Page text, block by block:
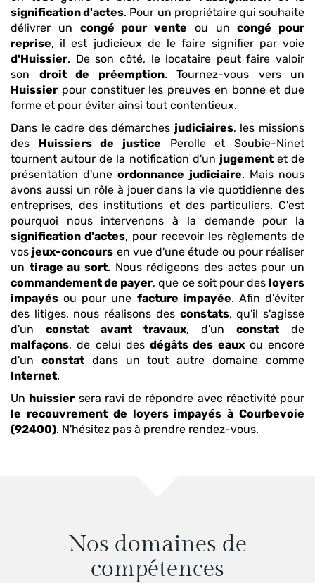
signification d'actes. Pour un propriétaire qui souhaite
délivrer un congé pour vente ou uncongé pour
reprise, il est judicieux de le faire signifier par voie
d'Huissier. De son côté, le locataire peut faire valoir
son droit de préemption. Tournez-vous vers un
Huissier pour constituer les preuves en bonne et due
forme et pour éviter ainsi tout contentieux.
Dans le cadre des démarches judiciaires, les missions
des Huissiers de justice Perolle et Soubie-Ninet
tournent autour de la notification d'un jugementet de
présentation d'une ordonnance judiciaire. Mais nous
avons aussi un rôle à jouer dans la vie quotidienne des
entreprises, des institutions et des particuliers. C'est
pourquoi nous intervenons à la demande pour la
signification d'actes, pour recevoir les règlements de
vos jeux-concours en vue d'une étude ou pour réaliser
un tirage au sort. Nous rédigeons des actes pour un
commandement de payer, que ce soit pour des loyers
impayés ou pour une facture impayée. Afin d'éviter
des litiges, nous réalisons des constats, qu'il s'agisse
d'un constat avant travaux, d'un constat de
malfaçons, de celui des dégâts des eauxou encore
d'un constatdans un tout autre domaine comme
Internet.
Un huissier sera ravi de répondre avec réactivité pour
le recouvrement de loyers impayés à Courbevoie
(92400). N'hésitez pas à prendre rendez-vous.
Nos domaines de
compétences